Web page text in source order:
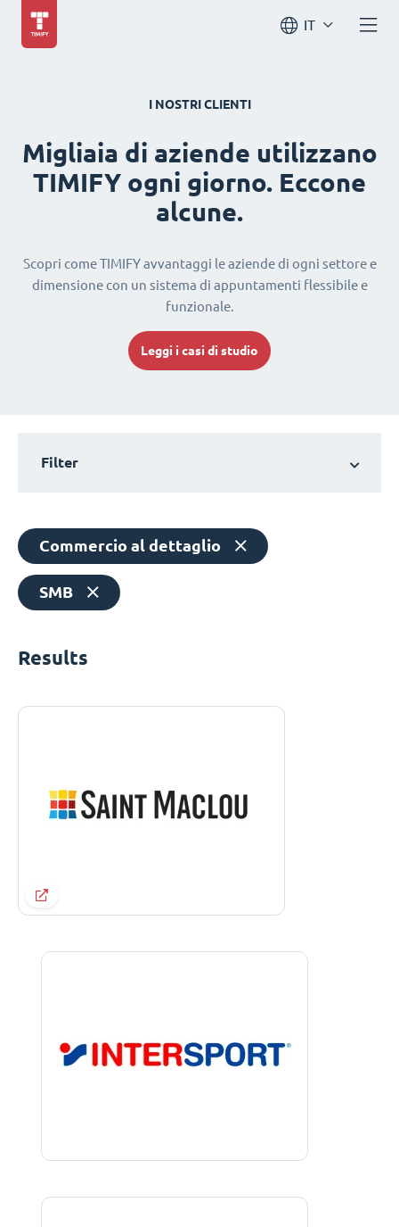
IT
I NOSTRI CLIENTI
Migliaia di aziende utilizzano
TIMIFY ogni giorno. Eccone
alcune.
Scopri come TIMIFY avvantaggi le aziende di ogni settore e
dimensione con un sistema di appuntamenti flessibile e
funzionale.
Leggi i casi di studio
Filter
Commercio al dettaglio
SMB
Results